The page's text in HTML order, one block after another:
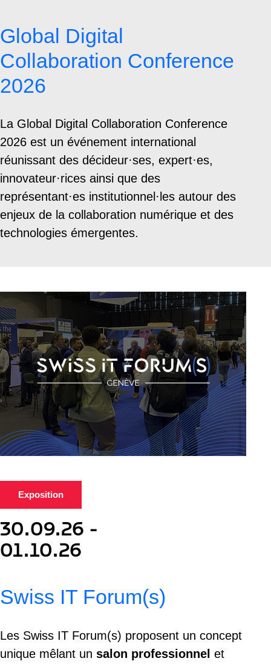
Global Digital
Collaboration Conference
2026
La Global Digital Collaboration Conference
2026 est un événement international
réunissant des décideur·ses, expert·es,
innovateur·rices ainsi que des
représentant·es institutionnel·les autour des
enjeux de la collaboration numérique et des
technologies émergentes.
Exposition
30.09.26 -
01.10.26
Swiss IT Forum(s)
Les Swiss IT Forum(s) proposent un concept
unique mêlant un salon professionnel et